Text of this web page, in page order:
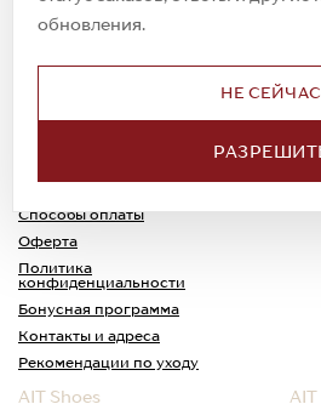
обновления.
НЕ СЕЙЧАС
© 2023. AIT Shoes
Все права защищены
Доставка
Способы оплаты
Оферта
Политика
конфиденциальности
Бонусная программа
Контакты и адреса
Рекомендации по уходу
AIT Shoes